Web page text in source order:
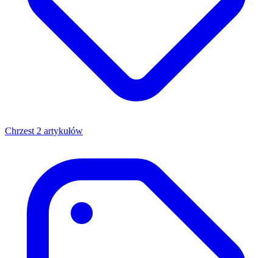
Chrzest 2 artykułów